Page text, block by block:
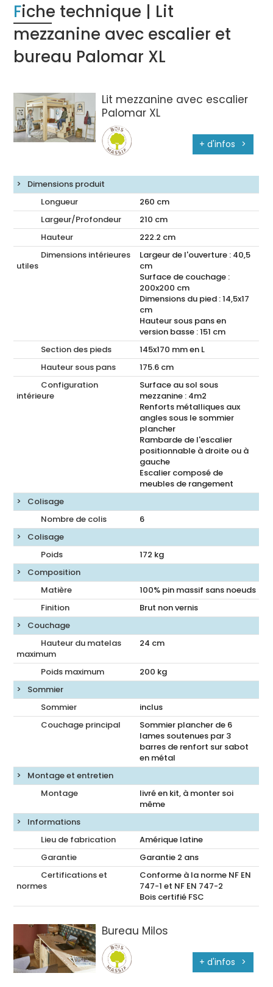
Fiche technique | Lit
mezzanine avec escalier et
bureau Palomar XL
Lit mezzanine avec escalier
Palomar XL
+ d'infos
Dimensions produit
Longueur
260 cm
Largeur/Profondeur
210 cm
Hauteur
222.2 cm
Dimensions intérieures
utiles
Largeur de l'ouverture : 40,5
cm
Surface de couchage :
200x200 cm
Dimensions du pied : 14,5x17
cm
Hauteur sous pans en
version basse : 151 cm
Section des pieds
145x170 mm en L
Hauteur sous pans
175.6 cm
Configuration
intérieure
Surface au sol sous
mezzanine : 4m2
Renforts métalliques aux
angles sous le sommier
plancher
Rambarde de l'escalier
positionnable à droite ou à
gauche
Escalier composé de
meubles de rangement
Colisage
Nombre de colis
6
Colisage
Poids
172 kg
Composition
Matière
100% pin massif sans noeuds
Finition
Brut non vernis
Couchage
Hauteur du matelas
maximum
24 cm
Poids maximum
200 kg
Sommier
Sommier
inclus
Couchage principal
Sommier plancher de 6
lames soutenues par 3
barres de renfort sur sabot
en métal
Montage et entretien
Montage
livré en kit, à monter soi
même
Informations
Lieu de fabrication
Amérique latine
Garantie
Garantie 2 ans
Certifications et
normes
Conforme à la norme NF EN
747-1 et NF EN 747-2
Bois certifié FSC
Bureau Milos
+ d'infos